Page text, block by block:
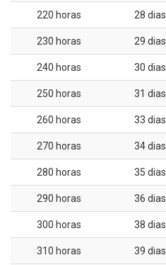
220 horas 28 dias
230 horas 29 dias
240 horas 30 dias
250 horas 31 dias
260 horas 33 dias
270 horas 34 dias
280 horas 35 dias
290 horas 36 dias
300 horas 38 dias
310 horas 39 dias